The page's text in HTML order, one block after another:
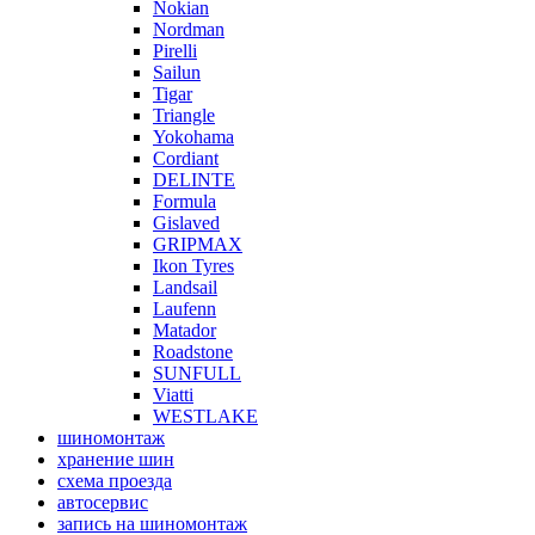
Nokian
Nordman
Pirelli
Sailun
Tigar
Triangle
Yokohama
Cordiant
DELINTE
Formula
Gislaved
GRIPMAX
Ikon Tyres
Landsail
Laufenn
Matador
Roadstone
SUNFULL
Viatti
WESTLAKE
шиномонтаж
хранение шин
схема проезда
автосервис
запись на шиномонтаж